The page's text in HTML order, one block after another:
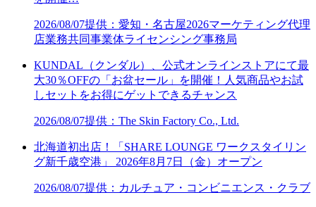
2026/08/07提供：愛知・名古屋2026マーケティング代理
店業務共同事業体ライセンシング事務局
KUNDAL（クンダル）、公式オンラインストアにて最
大30％OFFの「お盆セール」を開催！人気商品やお試
しセットをお得にゲットできるチャンス
2026/08/07提供：The Skin Factory Co., Ltd.
北海道初出店！「SHARE LOUNGE ワークスタイリン
グ新千歳空港」 2026年8月7日（金）オープン
2026/08/07提供：カルチュア・コンビニエンス・クラブ